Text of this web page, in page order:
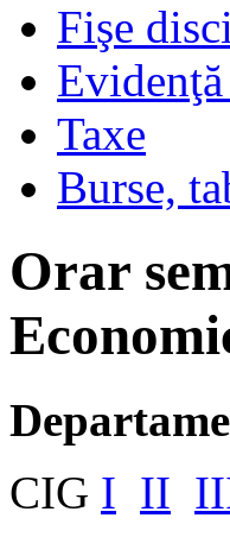
Fişe
Taxe
Burse,
Orar
CIG I II